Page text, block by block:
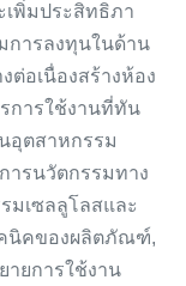
พิ่มประสิทธิภา
การลงทุนในด้าน
ต่อเนื่องสร้างห้อง
การใช้งานที่ทัน
อุตสาหกรรม
ารนวัตกรรมทาง
มเซลลูโลสและ
คนิคของผลิตภัณฑ์,
ยการใช้งาน